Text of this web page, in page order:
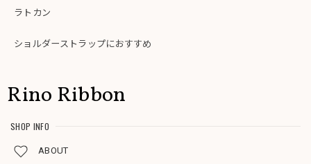
ラトカン
ショルダーストラップにおすすめ
Rino Ribbon
SHOP INFO
ABOUT